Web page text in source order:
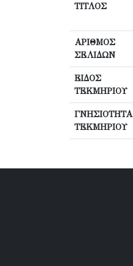
ΤΙΤΛΟΣ
ΑΡΙΘΜΟΣ
ΣΕΛΙΔΩΝ
ΕΙΔΟΣ
ΤΕΚΜΗΡΙΟΥ
ΓΝΗΣΙΟΤΗΤΑ
ΤΕΚΜΗΡΙΟΥ